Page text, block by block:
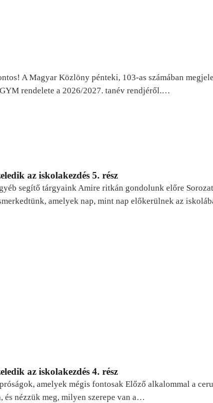
A Magyar Közlöny pénteki, 103-as számában
rendelete a 2026/2027. tanév rendjéről.…
az iskolakezdés 5. rész
segítő tárgyaink Amire ritkán gondolunk előre
amelyek nap, mint nap előkerülnek az
az iskolakezdés 4. rész
amelyek mégis fontosak Előző alkalommal a
és nézzük meg, milyen szerepe van a…